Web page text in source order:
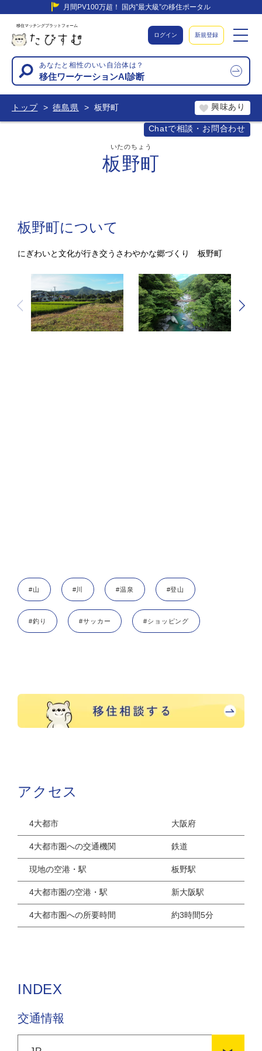
月間PV100万超！ 国内”最大級”の移住ポータル
移住マッチングプラットフォーム
ログイン 新規登録
あなたと相性のいい自治体は？
移住ワーケーションAI診断
トップ 徳島県 板野町
Chatで相談・お問合わせ
興味あり
板野町
いたのちょう
板野町について
にぎわいと文化が行き交うさわやかな郷づくり 板野町
#山 #川 #温泉 #登山
#釣り #サッカー #ショッピング
アクセス
4大都市 大阪府
4大都市圏への交通機関 鉄道
現地の空港・駅 板野駅
4大都市圏の空港・駅 新大阪駅
4大都市圏への所要時間 約3時間5分
INDEX
交通情報